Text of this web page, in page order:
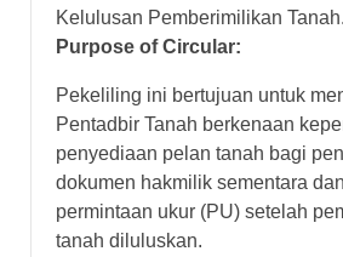
Kelulusan Pemberimilikan Tanah.
Purpose of Circular:
Pekeliling ini bertujuan untuk
Pentadbir Tanah berkenaan
penyediaan pelan tanah bagi
dokumen hakmilik sementara
permintaan ukur (PU) setelah
tanah diluluskan.